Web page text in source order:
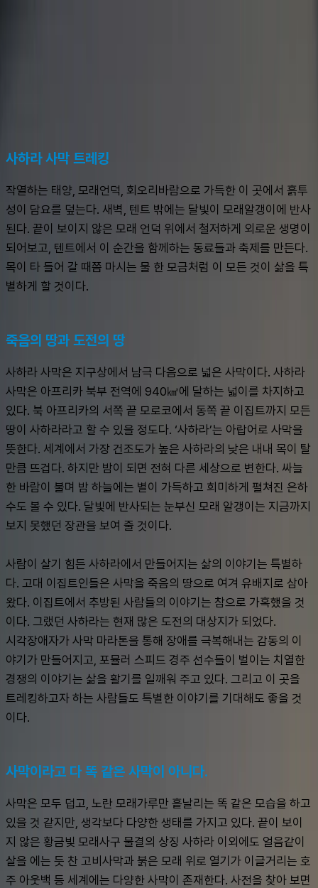
사하라 사막 트레킹
작열하는 태양, 모래언덕, 회오리바람으로 가득한 이 곳에서 흙투
성이 담요를 덮는다. 새벽, 텐트 밖에는 달빛이 모래알갱이에 반사
된다. 끝이 보이지 않은 모래 언덕 위에서 철저하게 외로운 생명이
되어보고, 텐트에서 이 순간을 함께하는 동료들과 축제를 만든다.
목이 타 들어 갈 때쯤 마시는 물 한 모금처럼 이 모든 것이 삶을 특
별하게 할 것이다.
죽음의 땅과 도전의 땅
사하라 사막은 지구상에서 남극 다음으로 넓은 사막이다. 사하라
사막은 아프리카 북부 전역에 940㎢에 달하는 넓이를 차지하고
있다. 북 아프리카의 서쪽 끝 모로코에서 동쪽 끝 이집트까지 모든
땅이 사하라라고 할 수 있을 정도다. ‘사하라’는 아랍어로 사막을
뜻한다. 세계에서 가장 건조도가 높은 사하라의 낮은 내내 목이 탈
만큼 뜨겁다. 하지만 밤이 되면 전혀 다른 세상으로 변한다. 싸늘
한 바람이 불며 밤 하늘에는 별이 가득하고 희미하게 펼쳐진 은하
수도 볼 수 있다. 달빛에 반사되는 눈부신 모래 알갱이는 지금까지
보지 못했던 장관을 보여 줄 것이다.
사람이 살기 힘든 사하라에서 만들어지는 삶의 이야기는 특별하
다. 고대 이집트인들은 사막을 죽음의 땅으로 여겨 유배지로 삼아
왔다. 이집트에서 추방된 사람들의 이야기는 참으로 가혹했을 것
이다. 그랬던 사하라는 현재 많은 도전의 대상지가 되었다.
시각장애자가 사막 마라톤을 통해 장애를 극복해내는 감동의 이
야기가 만들어지고, 포뮬러 스피드 경주 선수들이 벌이는 치열한
경쟁의 이야기는 삶을 활기를 일깨워 주고 있다. 그리고 이 곳을
트레킹하고자 하는 사람들도 특별한 이야기를 기대해도 좋을 것
이다.
사막이라고 다 똑 같은 사막이 아니다.
사막은 모두 덥고, 노란 모래가루만 흩날리는 똑 같은 모습을 하고
있을 것 같지만, 생각보다 다양한 생태를 가지고 있다. 끝이 보이
지 않은 황금빛 모래사구 물결의 상징 사하라 이외에도 얼음같이
살을 에는 듯 찬 고비사막과 붉은 모래 위로 열기가 이글거리는 호
주 아웃백 등 세계에는 다양한 사막이 존재한다. 사전을 찾아 보면